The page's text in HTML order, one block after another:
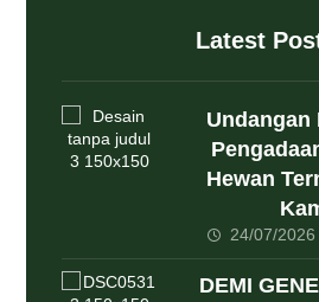
Latest
Undangan
Hewan
24/07/2026
DEMI